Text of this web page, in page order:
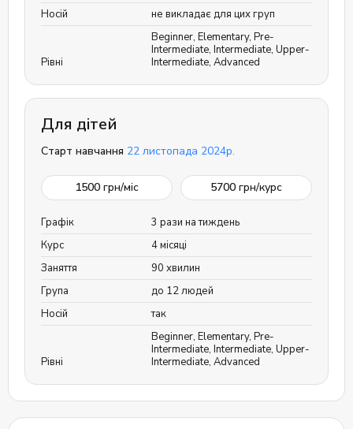
Носій
не викладає для цих груп
Рівні
Beginner, Elementary, Pre-
Intermediate, Intermediate, Upper-
Intermediate, Advanced
Для дітей
Старт навчання 22 листопада 2024р.
1500 грн/міс 5700 грн/курс
Графік
3 рази на тиждень
Курс
4 місяці
Заняття
90 хвилин
Група
до 12 людей
Носій
так
Рівні
Beginner, Elementary, Pre-
Intermediate, Intermediate, Upper-
Intermediate, Advanced